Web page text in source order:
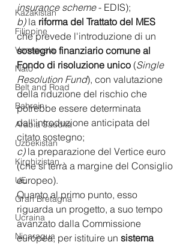
Kazakistan
Filippine
Venezuela
Nato
Belt and Road
Bahrein
Arabia Saudita
Uzbekistan
Kirghizistan
UE
Gran Bretagna
Ucraina
Nicaragua
insurance scheme - EDIS);
b) la riforma del Trattato del MES
che prevede l'introduzione di un
sostegno finanziario comune al
Fondo di risoluzione unico (Single
Resolution Fund), con valutazione
della riduzione del rischio che
potrebbe essere determinata
dall'introduzione anticipata del
citato sostegno;
c) la preparazione del Vertice euro
(che si terrà a margine del Consiglio
europeo).
Quanto al primo punto, esso
riguarda un progetto, a suo tempo
avanzato dalla Commissione
europea, per istituire un sistema